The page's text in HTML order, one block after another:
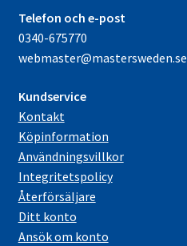
Telefon och e-post
0340-675770
webmaster@mastersweden.se
Kundservice
Kontakt
Köpinformation
Användningsvillkor
Integritetspolicy
Återförsäljare
Ditt konto
Ansök om konto